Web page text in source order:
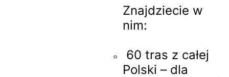
Znajdziecie w
nim:
60 tras z całej
Polski – dla